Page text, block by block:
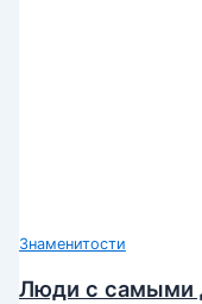
Знаменитости
Люди с самыми